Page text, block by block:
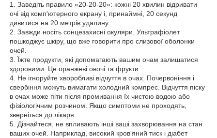
1. Заведіть правило «20-20-20»: кожні 20 хвилин відривати
очі від комп'ютерного екрану і, принаймні, 20 секунд
дивитися на 20 метрів удалину.
2. Завжди носіть сонцезахисні окуляри. Ультрафіолет
пошкоджує шкіру, що вже говорити про слизової оболонки
очей.
3. Їжте продукти, які допомагають вашим очам залишатися
здоровими. Це оранжеві овочі та фрукти.
4. Не ігноруйте хворобливі відчуття в очах. Почервоніння і
свербіння можуть вимагати холодний компрес. Відчуття піску
в очах може піти після промивання їх чистою водою або
фізіологічним розчином. Якщо симптоми не проходять,
зверніться до лікаря.
5. Дізнайтеся, не впливають інші ваші захворювання на стан
ваших очей. Наприклад, високий кров'яний тиск і діабет